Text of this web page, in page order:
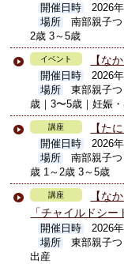
開催日時
2026
場所
南部親子
2歳 3～5歳
イベント 【な
開催日時
2026
場所
東部親子
歳｜3〜5歳｜妊娠
講座 【た
開催日時
2026
場所
南部親子
歳 1～2歳 3～5歳
講座
【な
「チャイルドシー
開催日時
2026
場所
東部親子
出産